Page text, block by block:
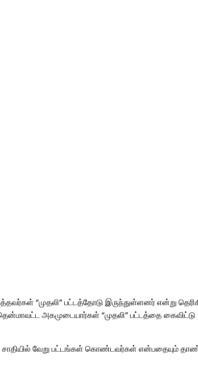
“முதலி” பட்டத்தோடு இருந்துள்ளனர் என்று
அகமுடையார்கள் “முதலி” பட்டத்தை
வேறு பட்டங்கள் கொண்டவர்கள் என்பதையும்